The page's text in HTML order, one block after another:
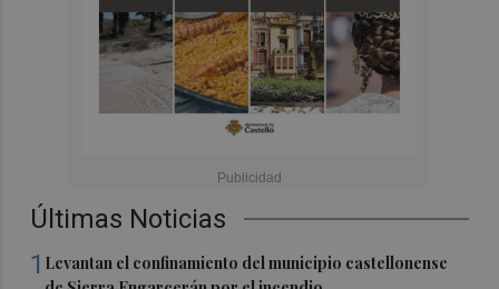
Últimas Noticias
1 Levantan el confinamiento del municipio castellonense